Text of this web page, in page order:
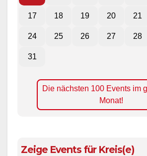
17 18 19 20 21
24 25 26 27 28
31
Die nächsten 100 Events im
Monat!
Zeige Events für Kreis(e)